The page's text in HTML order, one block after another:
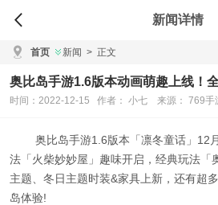
新闻详情
首页 新闻 > 正文
奥比岛手游1.6版本动画萌趣上线！
时间：2022-12-15 作者： 小七 来源： 769手
奥比岛手游1.6版本「凛冬童话」12
法「火柴妙妙屋」趣味开启，经典玩法「
主题、冬日主题时装&家具上新，还有超
岛体验!